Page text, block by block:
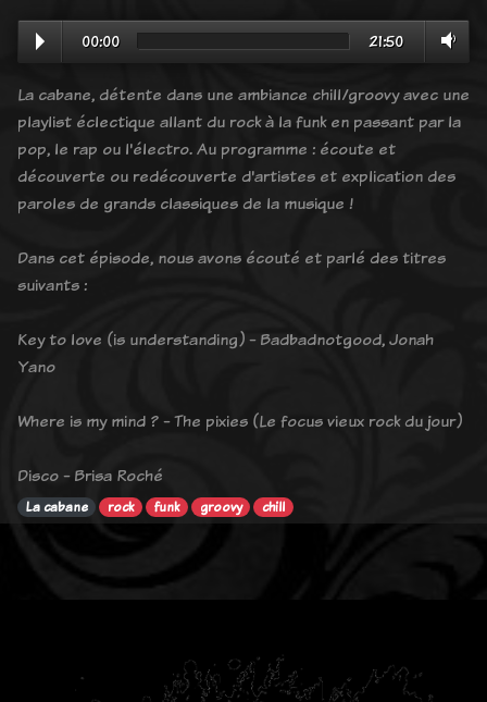
00:00 21:50
La cabane, détente dans une ambiance chill/groovy avec une
playlist éclectique allant du rock à la funk en passant par la
pop, le rap ou l'électro. Au programme : écoute et
découverte ou redécouverte d'artistes et explication des
paroles de grands classiques de la musique !
Dans cet épisode, nous avons écouté et parlé des titres
suivants :
Key to love (is understanding) - Badbadnotgood, Jonah
Yano
Where is my mind ? - The pixies (Le focus vieux rock du jour)
Disco - Brisa Roché
La cabane rock funk groovy chill